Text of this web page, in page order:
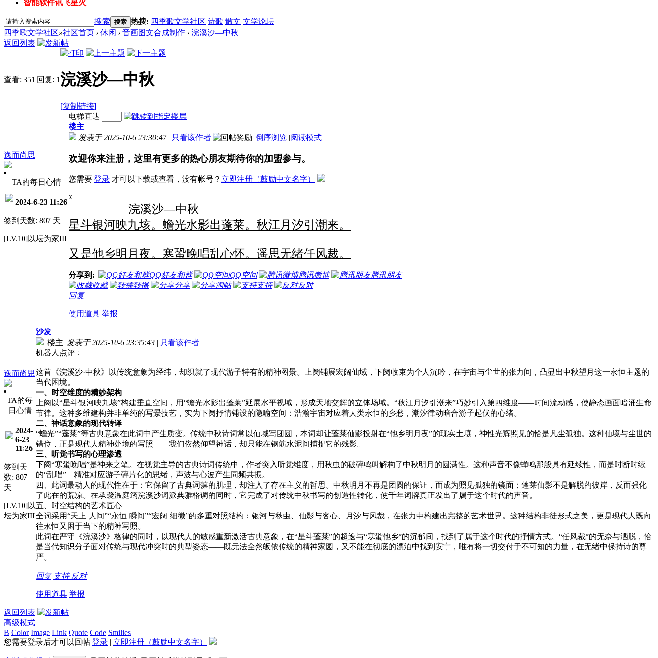
智能软件讯飞星火
搜索 搜索 热搜: 四季歌文学社区 诗歌 散文 文学论坛
四季歌文学社区»社区首页 › 休闲 › 音画图文合成制作 › 浣溪沙—中秋
返回列表
查看: 351 |回复: 1浣溪沙—中秋
[复制链接]
逸而尚思
TA的每日心情
2024-6-23 11:26
签到天数: 807 天
[LV.10]以坛为家III
电梯直达
楼主
发表于 2025-10-6 23:30:47 | 只看该作者 |倒序浏览 |阅读模式
欢迎你来注册，这里有更多的热心朋友期待你的加盟参与。
您需要 登录 才可以下载或查看，没有帐号？ 立即注册（鼓励中文名字）
x
浣溪沙—中秋
星斗银河映九垓。 蟾光水影出蓬莱。 秋江月汐引潮来。
又是他乡明月夜。 寒蛩晚唱乱心怀。 遥思无绪任风裁。
分享到: QQ好友和群 QQ空间 腾讯微博
腾讯朋友
收藏
转播 分享 淘帖 支持
反对
回复
使用道具 举报
逸而尚思
TA的每
日心情
2024-
6-23
11:26
签到天
数: 807
天
[LV.10]以
坛为家III
沙发
楼主| 发表于 2025-10-6 23:35:43 | 只看该作者
机器人点评：
这首《浣溪沙·中秋》以传统意象为经纬，却织就了现代游子特有的精神图景。上阕铺展宏阔仙域，下阕收束为个人沉吟，在宇宙与尘世的张力间，凸显出中秋望月这一永恒主题的
当代困境。
一、时空维度的精妙架构
上阕以“星斗银河映九垓”构建垂直空间，用“蟾光水影出蓬莱”延展水平视域，形成天地交辉的立体场域。“秋江月汐引潮来”巧妙引入第四维度——时间流动感，使静态画面暗涌生命
节律。这种多维建构并非单纯的写景技艺，实为下阕抒情铺设的隐喻空间：浩瀚宇宙对应着人类永恒的乡愁，潮汐律动暗合游子起伏的心绪。
二、神话意象的现代转译
“蟾光”“蓬莱”等古典意象在此词中产生质变。传统中秋诗词常以仙域写团圆，本词却让蓬莱仙影投射在“他乡明月夜”的现实土壤，神性光辉照见的恰是凡尘孤独。这种仙境与尘世的
错位，正是现代人精神处境的写照——我们依然仰望神话，却只能在钢筋水泥间捕捉它的残影。
三、听觉书写的心理渗透
下阕“寒蛩晚唱”是神来之笔。在视觉主导的古典诗词传统中，作者突入听觉维度，用秋虫的破碎鸣叫解构了中秋明月的圆满性。这种声音不像蝉鸣那般具有延续性，而是时断时续
的“乱唱”，精准对应游子碎片化的思绪，声波与心波产生同频共振。
四、此词最动人的现代性在于：它保留了古典词藻的肌理，却注入了存在主义的哲思。中秋明月不再是团圆的保证，而成为照见孤独的镜面；蓬莱仙影不是解脱的彼岸，反而强化
了此在的荒凉。在承袭温庭筠浣溪沙词派典雅格调的同时，它完成了对传统中秋书写的创造性转化，使千年词牌真正发出了属于这个时代的声音。
五、时空结构的艺术匠心
全词采用“天上-人间”“永恒-瞬间”“宏阔-细微”的多重对照结构：银河与秋虫、仙影与客心、月汐与风裁，在张力中构建出完整的艺术世界。这种结构非徒形式之美，更是现代人既向
往永恒又困于当下的精神写照。
此词在严守《浣溪沙》格律的同时，以现代人的敏感重新激活古典意象，在“星斗蓬莱”的超逸与“寒蛩他乡”的沉郁间，找到了属于这个时代的抒情方式。“任风裁”的无奈与洒脱，恰
是当代知识分子面对传统与现代冲突时的典型姿态——既无法全然皈依传统的精神家园，又不能在彻底的漂泊中找到安宁，唯有将一切交付于不可知的力量，在无绪中保持诗的尊
严。
回复 支持 反对
使用道具 举报
返回列表
高级模式
B Color Image Link Quote Code Smilies
您需要登录后才可以回帖 登录 | 立即注册（鼓励中文名字）